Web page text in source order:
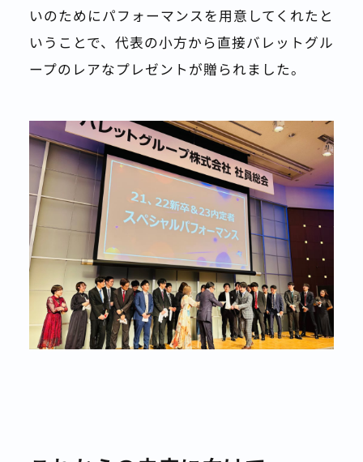
いのためにパフォーマンスを用意してくれたと
いうことで、代表の小方から直接バレットグル
ープのレアなプレゼントが贈られました。